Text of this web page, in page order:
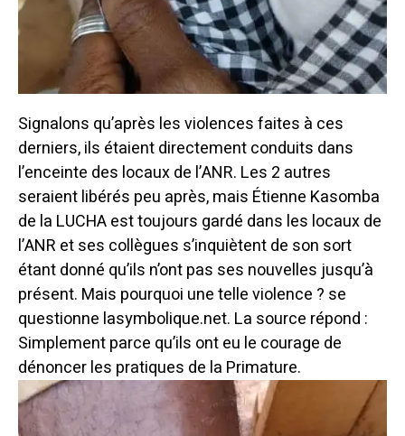
Signalons qu’après les violences faites à ces
derniers, ils étaient directement conduits dans
l’enceinte des locaux de l’ANR. Les 2 autres
seraient libérés peu après, mais Étienne Kasomba
de la LUCHA est toujours gardé dans les locaux de
l’ANR et ses collègues s’inquiètent de son sort
étant donné qu’ils n’ont pas ses nouvelles jusqu’à
présent. Mais pourquoi une telle violence ? se
questionne lasymbolique.net. La source répond :
Simplement parce qu’ils ont eu le courage de
dénoncer les pratiques de la Primature.